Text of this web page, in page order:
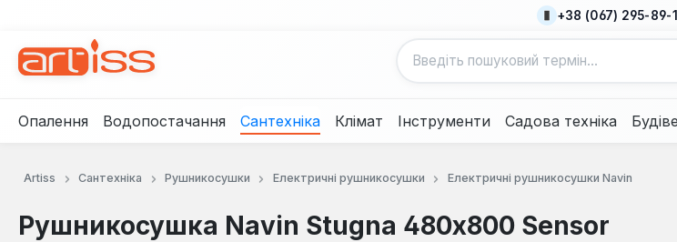
+38 (067) 295-89-
Опалення Водопостачання Сантехніка Клімат Інструменти Садова техніка
Artiss Сантехніка Рушникосушки Електричні рушникосушки Електричні рушникосушки Navin
Рушникосушка Navin Stugna 480х800 Sensor